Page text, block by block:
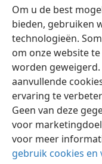
Om u de best
bieden, gebruiken
technologieën.
om onze website
worden
aanvullende
ervaring te
Geen van deze
voor
voor meer
gebruik cookies
Copyright© 2026 Watch